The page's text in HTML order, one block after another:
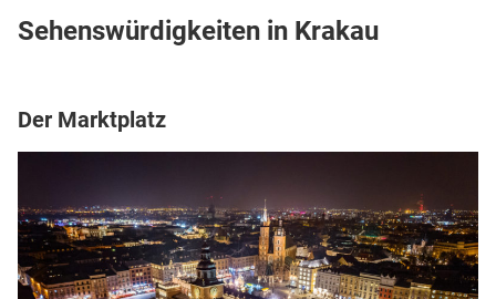
Sehenswürdigkeiten in Krakau
Der Marktplatz